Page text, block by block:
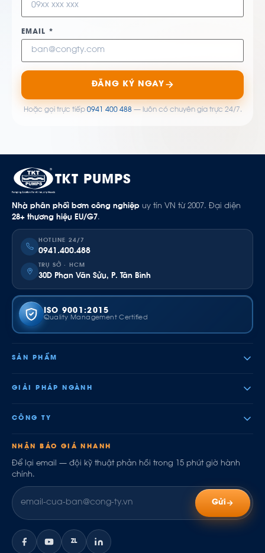
EMAIL *
ĐĂNG KÝ NGAY
Hoặc gọi trực tiếp 0941 400 488— luôn có chuyên gia trực 24/7.
TKT PUMPS
Nhà phân phối bơm công nghiệp uy tín VN từ 2007. Đại diện
28+ thương hiệu EU/G7.
HOTLINE 24/7
0941.400.488
TRỤ SỞ · HCM
30D Phan Văn Sửu, P. Tân Bình
ISO 9001:2015
Quality Management Certified
SẢN PHẨM
GIẢI PHÁP NGÀNH
CÔNG TY
NHẬN BÁO GIÁ NHANH
Để lại email — đội kỹ thuật phản hồi trong 15 phút giờ hành
chính.
Gửi
ZL